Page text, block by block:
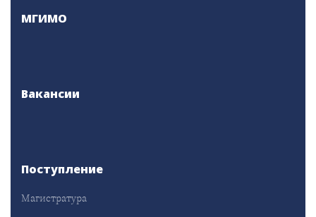
МГИМО
Вакансии
Поступление
Магистратура